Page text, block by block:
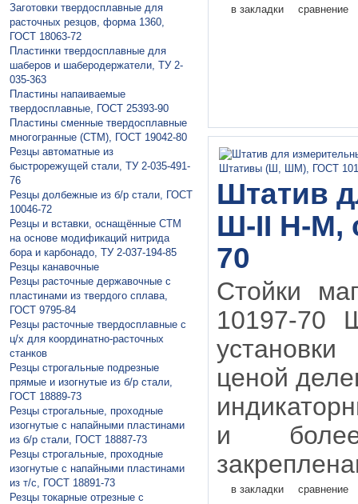
Заготовки твердосплавные для
расточных резцов, форма 1360,
ГОСТ 18063-72
Пластинки твердосплавные для
шаберов и шаберодержатели, ТУ 2-
035-363
Пластины напаивaемые
твердосплавные, ГОСТ 25393-90
Пластины сменные твердосплавные
многогранные (СТМ), ГОСТ 19042-80
Резцы автоматные из
быстрорежущей стали, ТУ 2-035-491-
76
Резцы долбежные из б/р стали, ГОСТ
10046-72
Резцы и вставки, оснащённые СТМ
на основе модификаций нитрида
бора и карбонадо, ТУ 2-037-194-85
Резцы канавочные
Резцы расточные державочные с
пластинами из твердого сплава,
ГОСТ 9795-84
Резцы расточные твердосплавные с
ц/х для координатно-расточных
станков
Резцы строгальные подрезные
прямые и изогнутые из б/р стали,
ГОСТ 18889-73
Резцы строгальные, проходные
изогнутые с напайными пластинами
из б/р стали, ГОСТ 18887-73
Резцы строгальные, проходные
изогнутые с напайными пластинами
из т/с, ГОСТ 18891-73
Резцы токарные отрезные с
в закладки сравнение
Штатив
Ш-II Н-М,
70
Стойки
10197-70
ценой
и
в закладки сравнение